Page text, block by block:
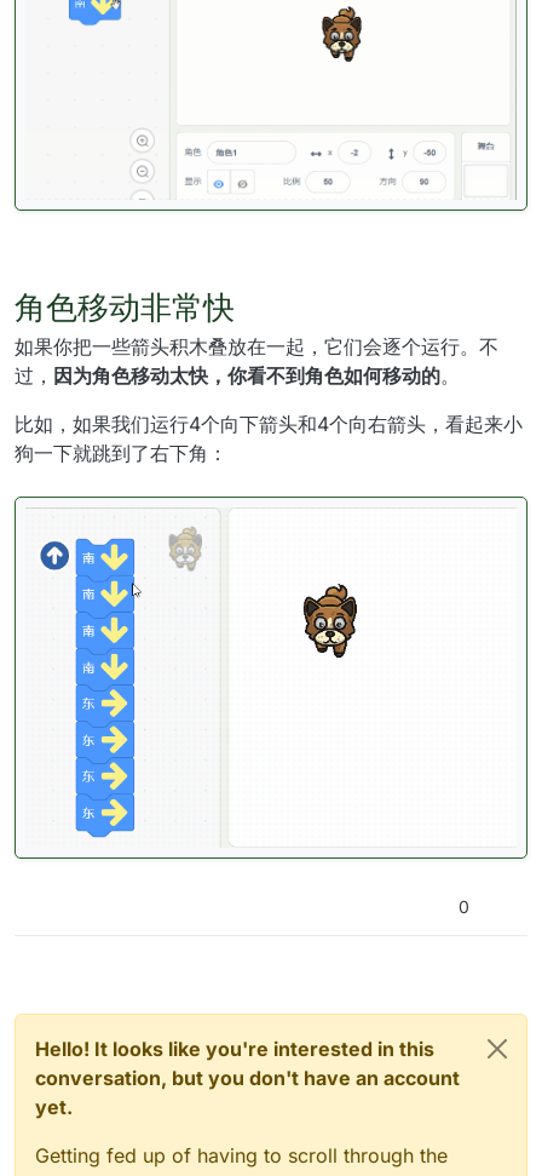
角色移动非常快
如果你把一些箭头积木叠放在一起，它们会逐个运行。不
过， 因为角色移动太快，你看不到角色如何移动的。
比如，如果我们运行4个向下箭头和4个向右箭头，看起来小
狗一下就跳到了右下角：
0
Hello! It looks like you're interested in this
conversation, but you don't have an account
yet.
Getting fed up of having to scroll through the